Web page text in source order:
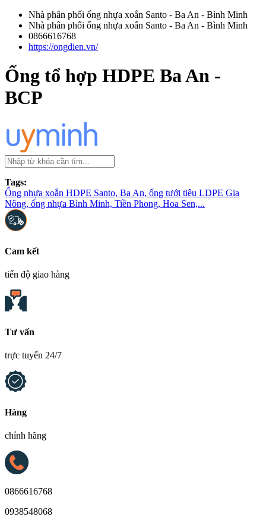
Nhà phân phối ống nhựa xoắn Santo - Ba An - Bình Minh
Nhà phân phối ống nhựa xoắn Santo - Ba An - Bình Minh
0866616768
https://ongdien.vn/
Ống tổ hợp HDPE Ba An -
BCP
Tags:
Ống nhựa xoắn HDPE Santo, Ba An, ống tưới tiêu LDPE Gia
Nông, ống nhựa Bình Minh, Tiền Phong, Hoa Sen,...
Cam kết
tiến độ giao hàng
Tư vấn
trực tuyến 24/7
Hàng
chính hãng
0866616768
0938548068